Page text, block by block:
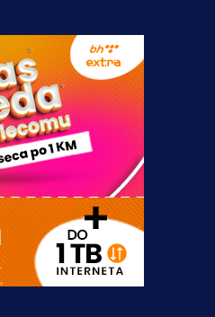
SIPA ga tereti
pretresaju
Borac!
s Tijanom Ajfon u
finale Svjetskog